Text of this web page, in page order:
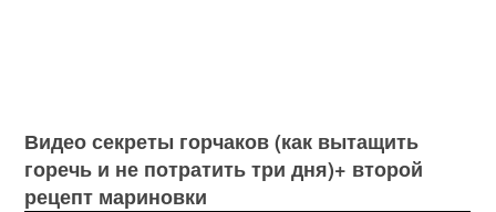
Видео секреты горчаков (как вытащить
горечь и не потратить три дня)+ второй
рецепт мариновки